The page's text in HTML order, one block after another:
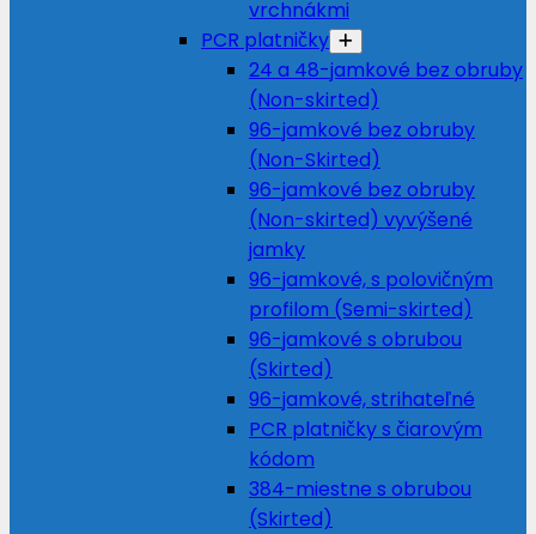
vrchnákmi
PCR platničky
24 a 48-jamkové bez obruby
(Non-skirted)
96-jamkové bez obruby
(Non-Skirted)
96-jamkové bez obruby
(Non-skirted) vyvýšené
jamky
96-jamkové, s polovičným
profilom (Semi-skirted)
96-jamkové s obrubou
(Skirted)
96-jamkové, strihateľné
PCR platničky s čiarovým
kódom
384-miestne s obrubou
(Skirted)